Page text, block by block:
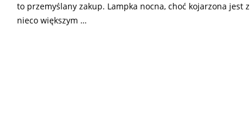
to przemyślany zakup. Lampka nocna, choć kojarzona jest z
nieco większym …